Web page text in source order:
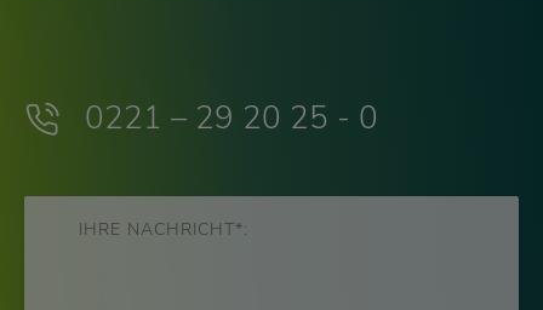
0221 – 29 20 25 - 0
IHRE NACHRICHT*: